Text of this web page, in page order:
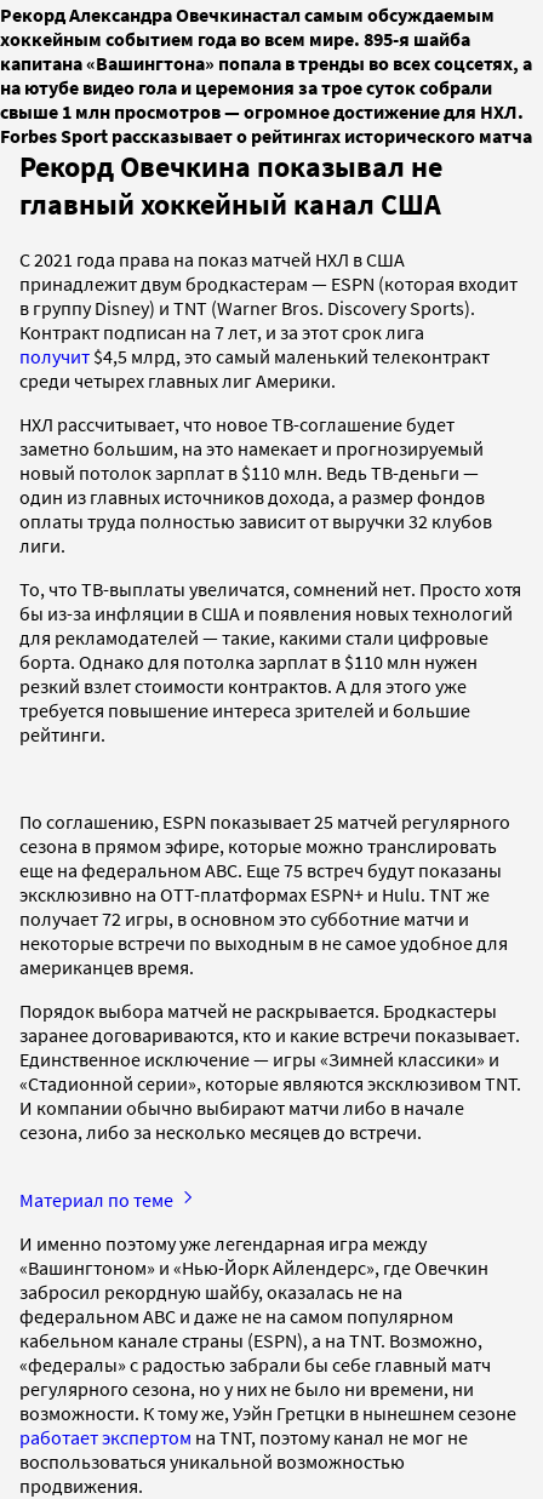
Рекорд Александра Овечкинастал самым обсуждаемым
хоккейным событием года во всем мире. 895-я шайба
капитана «Вашингтона» попала в тренды во всех соцсетях, а
на ютубе видео гола и церемония за трое суток собрали
свыше 1 млн просмотров — огромное достижение для НХЛ.
Forbes Sport рассказывает о рейтингах исторического матча
Рекорд Овечкина показывал не
главный хоккейный канал США
С 2021 года права на показ матчей НХЛ в США
принадлежит двум бродкастерам — ESPN (которая входит
в группу Disney) и TNT (Warner Bros. Discovery Sports).
Контракт подписан на 7 лет, и за этот срок лига
получит $4,5 млрд, это самый маленький телеконтракт
среди четырех главных лиг Америки.
НХЛ рассчитывает, что новое ТВ-соглашение будет
заметно большим, на это намекает и прогнозируемый
новый потолок зарплат в $110 млн. Ведь ТВ-деньги —
один из главных источников дохода, а размер фондов
оплаты труда полностью зависит от выручки 32 клубов
лиги.
То, что ТВ-выплаты увеличатся, сомнений нет. Просто хотя
бы из-за инфляции в США и появления новых технологий
для рекламодателей — такие, какими стали цифровые
борта. Однако для потолка зарплат в $110 млн нужен
резкий взлет стоимости контрактов. А для этого уже
требуется повышение интереса зрителей и большие
рейтинги.
По соглашению, ESPN показывает 25 матчей регулярного
сезона в прямом эфире, которые можно транслировать
еще на федеральном ABC. Еще 75 встреч будут показаны
эксклюзивно на ОТТ-платформах ESPN+ и Hulu. ТNT же
получает 72 игры, в основном это субботние матчи и
некоторые встречи по выходным в не самое удобное для
американцев время.
Порядок выбора матчей не раскрывается. Бродкастеры
заранее договариваются, кто и какие встречи показывает.
Единственное исключение — игры «Зимней классики» и
«Стадионной серии», которые являются эксклюзивом TNT.
И компании обычно выбирают матчи либо в начале
сезона, либо за несколько месяцев до встречи.
Материал по теме
И именно поэтому уже легендарная игра между
«Вашингтоном» и «Нью-Йорк Айлендерс», где Овечкин
забросил рекордную шайбу, оказалась не на
федеральном ABC и даже не на самом популярном
кабельном канале страны (ESPN), а на TNT. Возможно,
«федералы» с радостью забрали бы себе главный матч
регулярного сезона, но у них не было ни времени, ни
возможности. К тому же, Уэйн Гретцки в нынешнем сезоне
работает экспертом на TNT, поэтому канал не мог не
воспользоваться уникальной возможностью
продвижения.